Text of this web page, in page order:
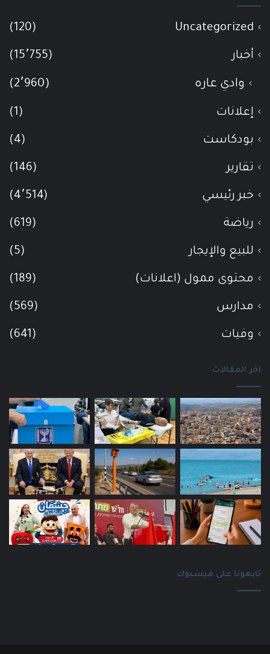
Uncategorized
(120)
أخبار (15٬755)
وادي عاره (2٬960)
إعلانات (1)
بودكاست (4)
تقارير (146)
خبر رئيسي (4٬514)
رياضة (619)
للبيع والإيجار (5)
محتوى ممول (اعلانات) (189)
مدارس (569)
وفيات (641)
اخر المقالات
تابعونا على فيسبوك